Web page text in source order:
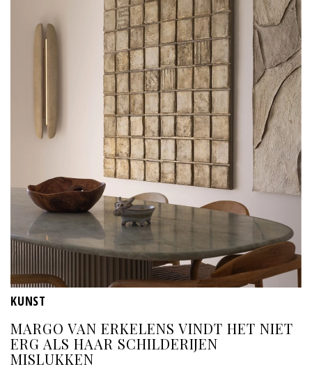
KUNST
MARGO VAN ERKELENS VINDT HET NIET
ERG ALS HAAR SCHILDERIJEN
MISLUKKEN